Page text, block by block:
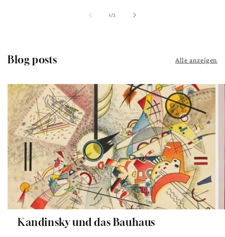
1/von
2
Blog posts Alle anzeigen
Kandinsky und das Bauhaus